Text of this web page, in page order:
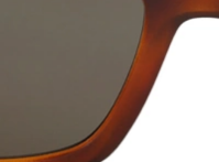
53 mm
Diametro lente (Calibro)
Diametro
lente